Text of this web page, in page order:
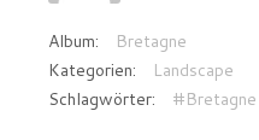
Album:
Bretagne
Kategorien:
Landscape
Schlagwörter:
#Bretagne